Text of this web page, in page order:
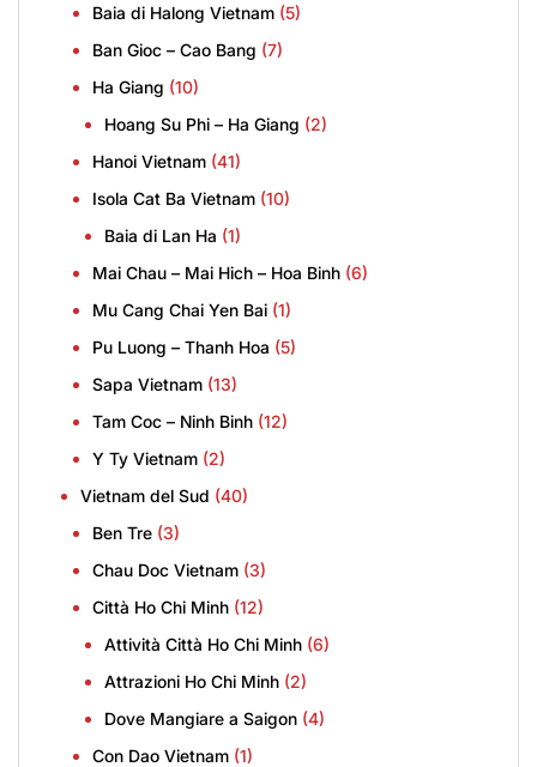
Baia di Halong Vietnam (5)
Ban Gioc – Cao Bang (7)
Ha Giang (10)
Hoang Su Phi – Ha Giang (2)
Hanoi Vietnam (41)
Isola Cat Ba Vietnam (10)
Baia di Lan Ha (1)
Mai Chau – Mai Hich – Hoa Binh (6)
Mu Cang Chai Yen Bai (1)
Pu Luong – Thanh Hoa (5)
Sapa Vietnam (13)
Tam Coc – Ninh Binh (12)
Y Ty Vietnam (2)
Vietnam del Sud (40)
Ben Tre (3)
Chau Doc Vietnam (3)
Città Ho Chi Minh (12)
Attività Città Ho Chi Minh (6)
Attrazioni Ho Chi Minh (2)
Dove Mangiare a Saigon (4)
Con Dao Vietnam (1)